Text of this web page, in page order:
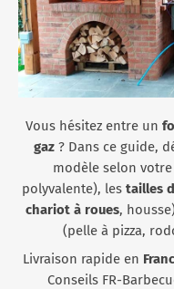
Vous hésitez entre un
gaz? Dans ce guide,
modèle selon
polyvalente), les tailles
chariot à roues,
(pelle à pizza,
Livraison rapide en
Conseils FR-